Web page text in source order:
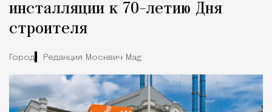
инсталляции к 70-летию Дня
строителя
Город Редакция Москвич Mag